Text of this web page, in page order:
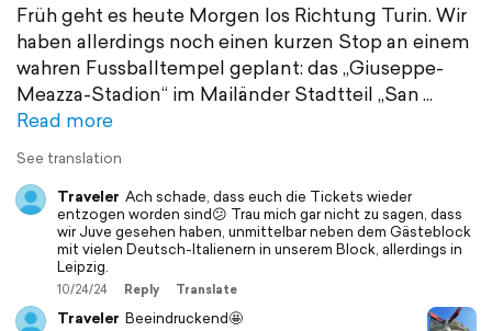
Früh geht es heute Morgen los Richtung Turin. Wir
haben allerdings noch einen kurzen Stop an einem
wahren Fussballtempel geplant: das „Giuseppe-
Meazza-Stadion“ im Mailänder Stadtteil „San
Read more
See translation
Traveler Ach schade, dass euch die Tickets wieder
entzogen worden sind😕 Trau mich gar nicht zu sagen, dass
wir Juve gesehen haben, unmittelbar neben dem Gästeblock
mit vielen Deutsch-Italienern in unserem Block, allerdings in
Leipzig.
10/24/24 Reply Translate
Traveler Beeindruckend🤩